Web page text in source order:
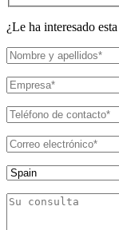
¿Le ha interesado